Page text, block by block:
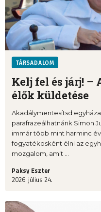
TÁRSADALOM
Kelj fel és járj! –
élők küldetése
Akadálymentesítsd
parafrazeálhatnánk Simon
immár több mint harminc
fogyatékosként élni az
mozgalom, amit ...
Paksy Eszter
2026. július 24.